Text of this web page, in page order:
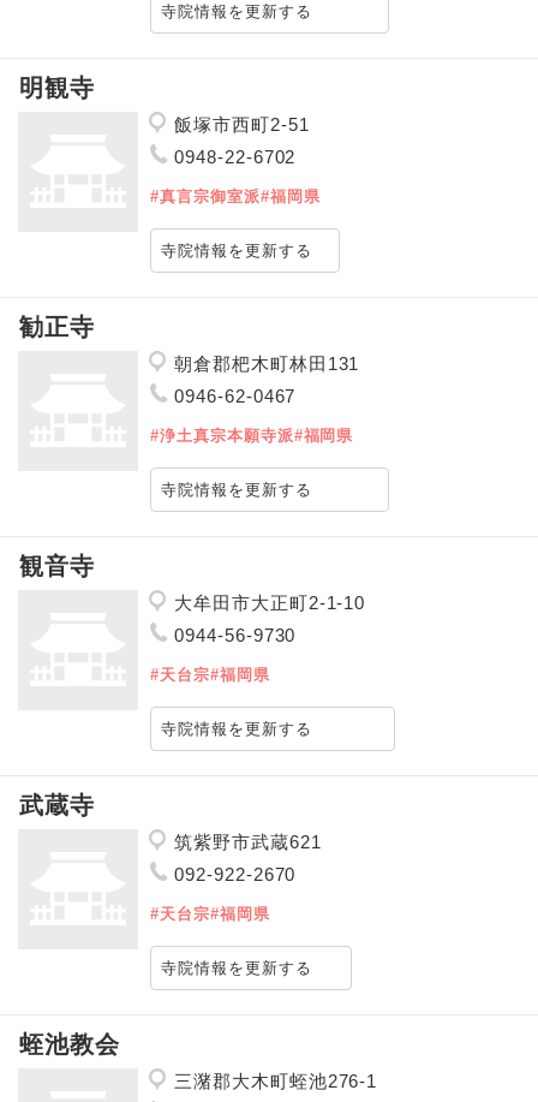
寺院情報を更新する
明観寺
飯塚市西町2-51
0948-22-6702
#真言宗御室派#福岡県
寺院情報を更新する
勧正寺
朝倉郡杷木町林田131
0946-62-0467
#浄土真宗本願寺派#福岡県
寺院情報を更新する
観音寺
大牟田市大正町2-1-10
0944-56-9730
#天台宗#福岡県
寺院情報を更新する
武蔵寺
筑紫野市武蔵621
092-922-2670
#天台宗#福岡県
寺院情報を更新する
蛭池教会
三潴郡大木町蛭池276-1